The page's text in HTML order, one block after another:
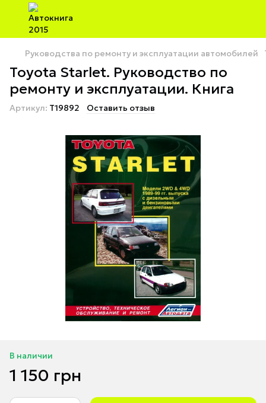
Руководства по ремонту и эксплуатации автомобилей
Toyota Starlet. Руководство по
ремонту и эксплуатации. Книга
Артикул: T19892 Оставить отзыв
В наличии
1 150 грн